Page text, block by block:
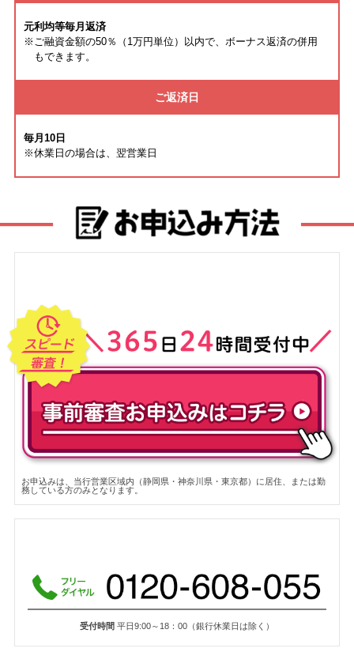
元利均等毎月返済
※ご融資金額の50％（1万円単位）以内で、ボーナス返済の併用
もできます。
ご返済日
毎月10日
※休業日の場合は、翌営業日
お申込みは、当行営業区域内（静岡県・神奈川県・東京都）に居住、または勤
務している方のみとなります。
受付時間 平日9:00～18：00（銀行休業日は除く）